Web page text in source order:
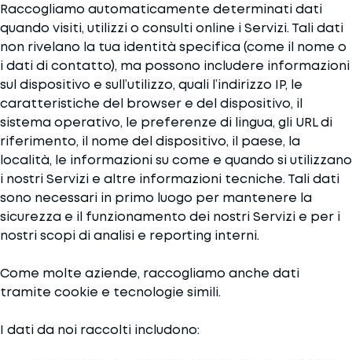
Raccogliamo automaticamente determinati dati
quando visiti, utilizzi o consulti online i Servizi. Tali dati
non rivelano la tua identità specifica (come il nome o
i dati di contatto), ma possono includere informazioni
sul dispositivo e sull’utilizzo, quali l’indirizzo IP, le
caratteristiche del browser e del dispositivo, il
sistema operativo, le preferenze di lingua, gli URL di
riferimento, il nome del dispositivo, il paese, la
località, le informazioni su come e quando si utilizzano
i nostri Servizi e altre informazioni tecniche. Tali dati
sono necessari in primo luogo per mantenere la
sicurezza e il funzionamento dei nostri Servizi e per i
nostri scopi di analisi e reporting interni.
Come molte aziende, raccogliamo anche dati
tramite cookie e tecnologie simili.
I dati da noi raccolti includono: